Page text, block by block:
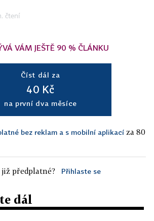
čtení
VÁM JEŠTĚ 90 % ČLÁNKU
Číst dál za
40 Kč
na první dva měsíce
bez reklam a s mobilní aplikací za 80
předplatné? Přihlaste se
dál